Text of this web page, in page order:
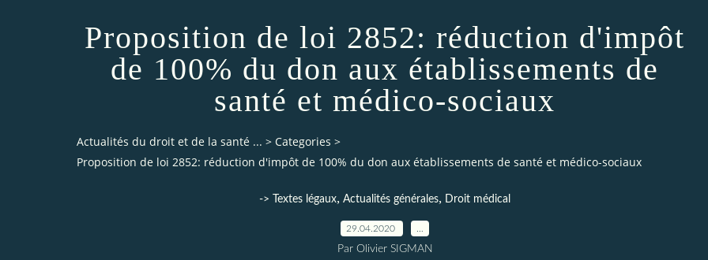
Proposition de loi 2852: réduction d'impôt
de 100% du don aux établissements de
santé et médico-sociaux
Actualités du droit et de la santé ... > Categories >
Proposition de loi 2852: réduction d'impôt de 100% du don aux établissements de santé et médico-sociaux
-> Textes légaux, Actualités générales, Droit médical
29.04.2020
Par Olivier SIGMAN